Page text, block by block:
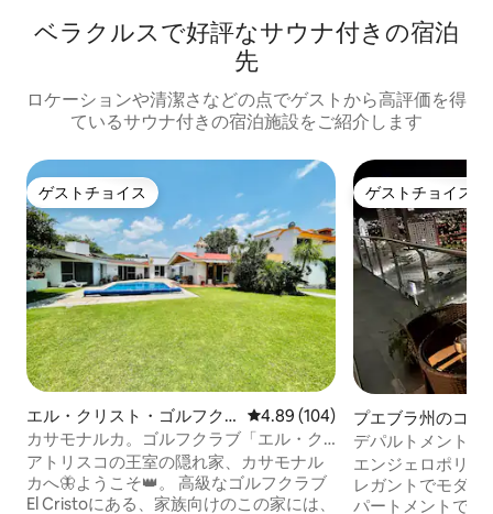
ベラクルスで好評なサウナ付きの宿泊
先
ロケーションや清潔さなどの点でゲストから高評価を得
ているサウナ付きの宿泊施設をご紹介します
ゲストチョイス
ゲストチョイス
エル・クリスト・ゴルフク
ラブの一軒家
レビュー104件、5つ星中4.89つ
4.89 (104)
カサモナルカ。ゴルフクラブ「エル・ク
リスト」
アトリスコの王室の隠れ家、カサモナル
カへ🦋ようこそ👑。 高級なゴルフクラブ
El Cristoにある、家族向けのこの家には、
ゲストチョイス
ゲストチョイス
プエブラ州のコン
デパルトメント・
エンジェロポリス
レガントでモダン
パートメントで、